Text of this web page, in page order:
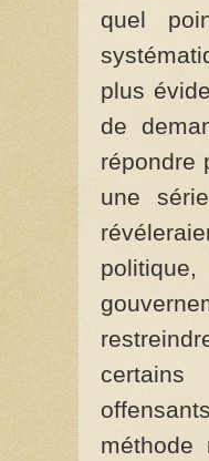
quel
plus
de
répondre
une
méthode